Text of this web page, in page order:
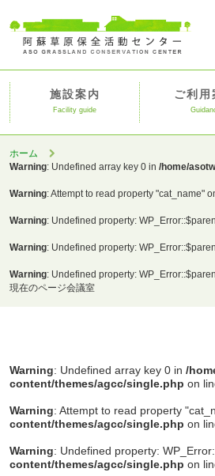
施設案内
Facility guide
ご利用
ホーム
Warning: Undefined array key 0 in /home/
Warning: Attempt to read property "cat_name"
Warning: Undefined property:
Warning: Undefined property:
Warning: Undefined property:
現在のページ会議室
Warning: Undefined array key 0 in /
content/themes/agcc/single.php on
Warning: Attempt to read property
content/themes/agcc/single.php on
Warning: Undefined property:
content/themes/agcc/single.php on